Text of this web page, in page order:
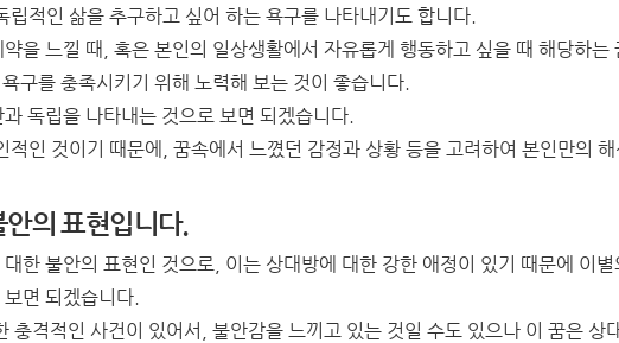
적인 삶을 추구하고 싶어 하는 욕구를 나타내기도 합니다.
을 느낄 때, 혹은 본인의 일상생활에서 자유롭게 행동하고 싶을 때 해당하는
구를 충족시키기 위해 노력해 보는 것이 좋습니다.
독립을 나타내는 것으로 보면 되겠습니다.
인 것이기 때문에, 꿈속에서 느꼈던 감정과 상황 등을 고려하여 본인만의 해
의 표현입니다.
한 불안의 표현인 것으로, 이는 상대방에 대한 강한 애정이 있기 때문에 이별
면 되겠습니다.
충격적인 사건이 있어서, 불안감을 느끼고 있는 것일 수도 있으나 이 꿈은 상